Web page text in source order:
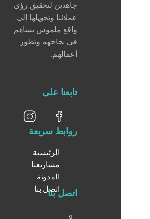
جاهدين لتحقيق رؤى
عملائنا وتحويلها إلى
واقع ملموس يساهم
في نجاحهم وتطور
أعمالهم.
تابعنا على
روابط سريعة
الرئيسية
مشاريعنا
المدونة
اتصل بنااتصل بنا